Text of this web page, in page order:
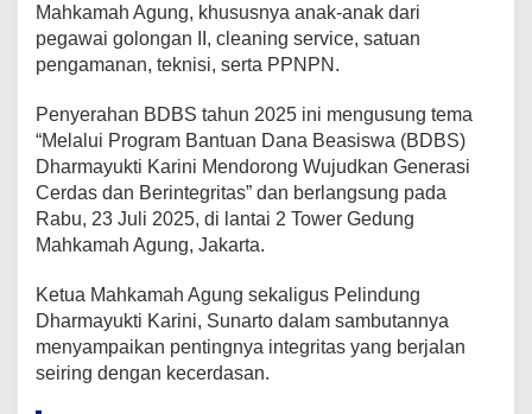
Mahkamah Agung, khususnya anak-anak dari
pegawai golongan II, cleaning service, satuan
pengamanan, teknisi, serta PPNPN.
Penyerahan BDBS tahun 2025 ini mengusung tema
“Melalui Program Bantuan Dana Beasiswa (BDBS)
Dharmayukti Karini Mendorong Wujudkan Generasi
Cerdas dan Berintegritas” dan berlangsung pada
Rabu, 23 Juli 2025, di lantai 2 Tower Gedung
Mahkamah Agung, Jakarta.
Ketua Mahkamah Agung sekaligus Pelindung
Dharmayukti Karini, Sunarto dalam sambutannya
menyampaikan pentingnya integritas yang berjalan
seiring dengan kecerdasan.